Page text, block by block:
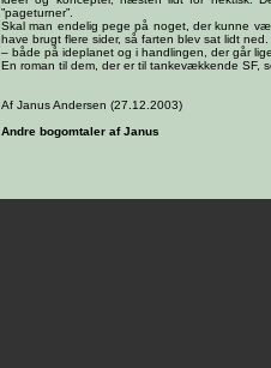
”pageturner”.
Skal man endelig pege på noget, der kunne
have brugt flere sider, så farten blev sat lidt ned.
– både på ideplanet og i handlingen, der går
En roman til dem, der er til tankevækkende SF,
Af Janus Andersen (27.12.2003)
Andre bogomtaler af Janus